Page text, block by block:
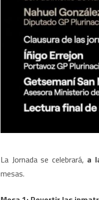
La Jornada se celebrará, a
mesas.